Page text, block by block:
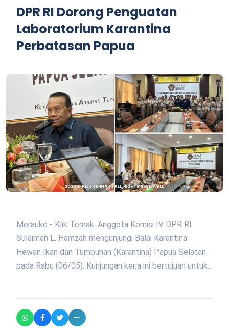
DPR RI Dorong Penguatan
Laboratorium Karantina
Perbatasan Papua
Merauke - Klik Ternak. Anggota Komisi IV DPR RI
Sulaiman L. Hamzah mengunjungi Balai Karantina
Hewan Ikan dan Tumbuhan (Karantina) Papua Selatan
pada Rabu (06/05). Kunjungan kerja ini bertujuan untuk…